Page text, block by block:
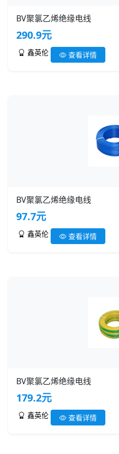
BV聚氯乙烯绝缘电线
290.9元
鑫英伦 查看详情
BV聚氯乙烯绝缘电线
97.7元
鑫英伦 查看详情
BV聚氯乙烯绝缘电线
179.2元
鑫英伦 查看详情